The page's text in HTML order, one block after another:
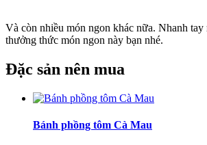
Và còn nhiều món ngon khác nữa. Nhanh tay
thưởng thức món ngon này bạn nhé.
Đặc sản nên mua
Bánh phồng tôm Cà Mau